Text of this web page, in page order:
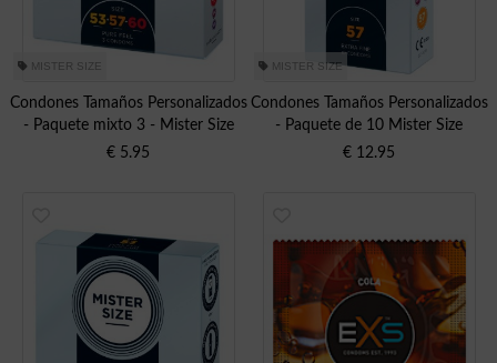
MISTER SIZE
Condones Tamaños Personalizados
- Paquete mixto 3 - Mister Size
€ 5.95
MISTER SIZE
Condones Tamaños Personalizados
- Paquete de 10 Mister Size
€ 12.95